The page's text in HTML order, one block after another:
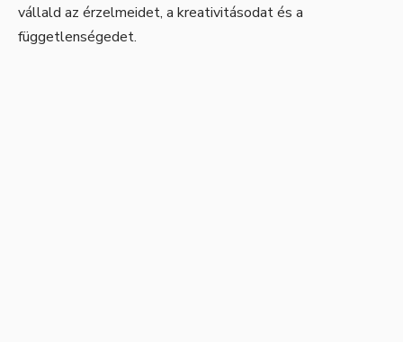
vállald az érzelmeidet, a kreativitásodat és a
függetlenségedet.